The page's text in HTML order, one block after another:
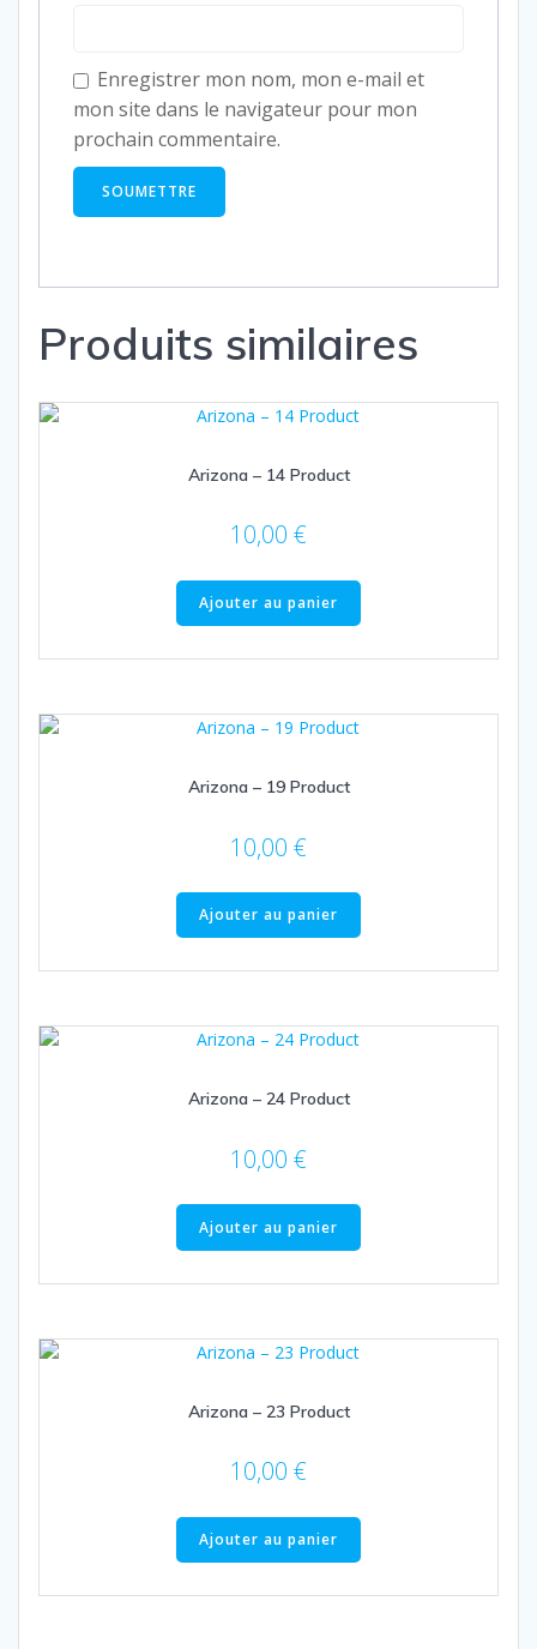
Enregistrer mon nom, mon e-mail et
mon site dans le navigateur pour mon
prochain commentaire.
Produits similaires
Arizona – 14 Product
10,00 €
Ajouter au panier
Arizona – 19 Product
10,00 €
Ajouter au panier
Arizona – 24 Product
10,00 €
Ajouter au panier
Arizona – 23 Product
10,00 €
Ajouter au panier